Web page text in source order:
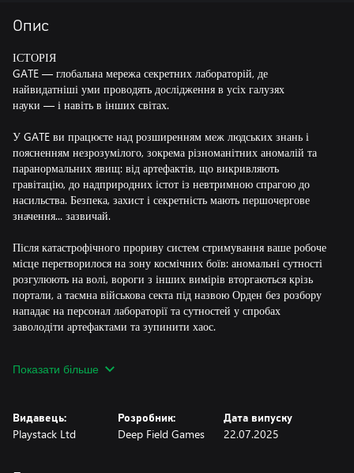
Опис
ІСТОРІЯ
GATE — глобальна мережа секретних лабораторій, де
найвидатніші уми проводять дослідження в усіх галузях
науки — і навіть в інших світах.
У GATE ви працюєте над розширенням меж людських знань і
поясненням незрозумілого, зокрема різноманітних аномалій та
паранормальних явищ: від артефактів, що викривляють
гравітацію, до надприродних істот із невтримною спрагою до
насильства. Безпека, захист і секретність мають першочергове
значення... зазвичай.
Після катастрофічного прориву систем стримування ваше робоче
місце перетворилося на зону космічних боїв: аномальні сутності
розгулюють на волі, вороги з інших вимірів вторгаються крізь
портали, а таємна військова секта під назвою Орден без розбору
нападає на персонал лабораторії та сутностей у спробах
заволодіти артефактами та зупинити хаос.
і колегам-науковцям, з якими ви опинилися глибоко під землею,
комплексі.
Показати більше
Видавець:
Playstack Ltd
Розробник:
Deep Field Games
Дата випуску
22.07.2025